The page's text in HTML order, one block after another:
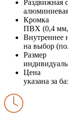
Раздвижная
Кромка
ПВХ (0,4
Внутреннее
на выбор
Размер
Цена
указана за